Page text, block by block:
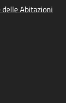
delle Abitazioni